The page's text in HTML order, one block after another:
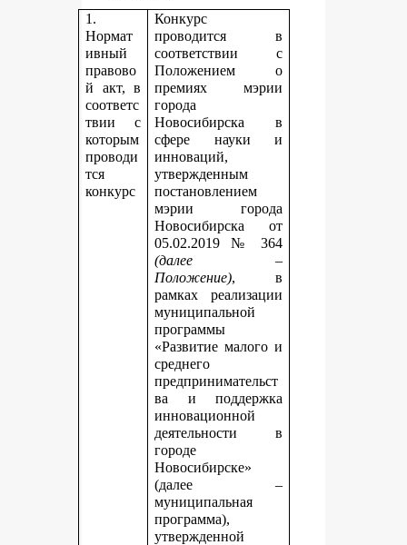
1.
Нормат
ивный
правово
й акт, в
соответс
твии с
которым
проводи
тся
конкурс
Конкурс
проводится в
соответствии с
Положением о
премиях мэрии
города
Новосибирска в
сфере науки и
инноваций,
утвержденным
постановлением
мэрии города
Новосибирска от
05.02.2019 № 364
(далее –
Положение), в
рамках реализации
муниципальной
программы
«Развитие малого и
среднего
предпринимательст
ва и поддержка
инновационной
деятельности в
городе
Новосибирске»
(далее –
муниципальная
программа),
утвержденной